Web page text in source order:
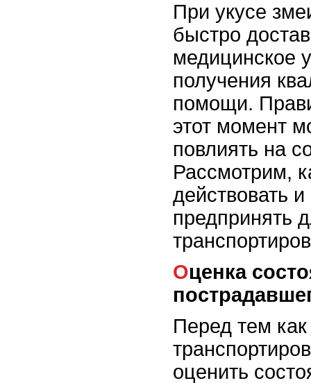
При укусе
быстро
медицинское
получения
помощи.
этот момент
повлиять на
Рассмотрим,
действовать
предпринять
Оценка состояния
Перед тем как
оценить